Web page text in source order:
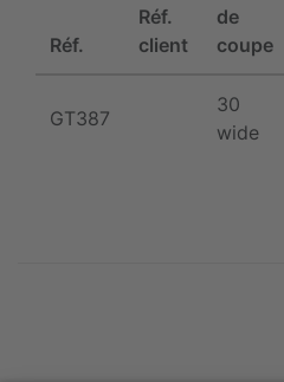
Réf.
Réf.
client
de
coupe
GT387
30
wide